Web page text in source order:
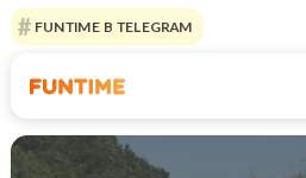
FUNTIME В TELEGRAM